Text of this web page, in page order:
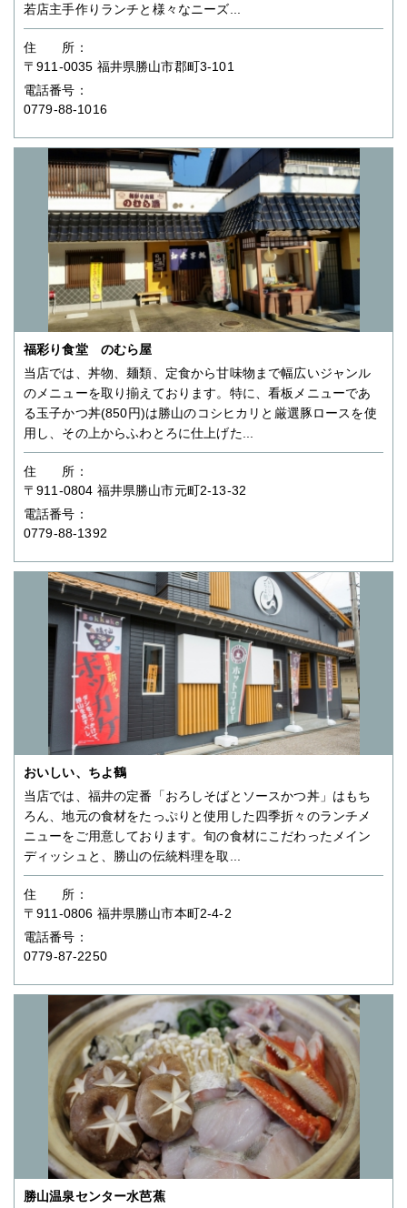
若店主手作りランチと様々なニーズ...
住 所：
〒911-0035 福井県勝山市郡町3-101
電話番号：
0779-88-1016
福彩り食堂 のむら屋
当店では、丼物、麺類、定食から甘味物まで幅広いジャンル
のメニューを取り揃えております。特に、看板メニューであ
る玉子かつ丼(850円)は勝山のコシヒカリと厳選豚ロースを使
用し、その上からふわとろに仕上げた...
住 所：
〒911-0804 福井県勝山市元町2-13-32
電話番号：
0779-88-1392
おいしい、ちよ鶴
当店では、福井の定番「おろしそばとソースかつ丼」はもち
ろん、地元の食材をたっぷりと使用した四季折々のランチメ
ニューをご用意しております。旬の食材にこだわったメイン
ディッシュと、勝山の伝統料理を取...
住 所：
〒911-0806 福井県勝山市本町2-4-2
電話番号：
0779-87-2250
勝山温泉センター水芭蕉